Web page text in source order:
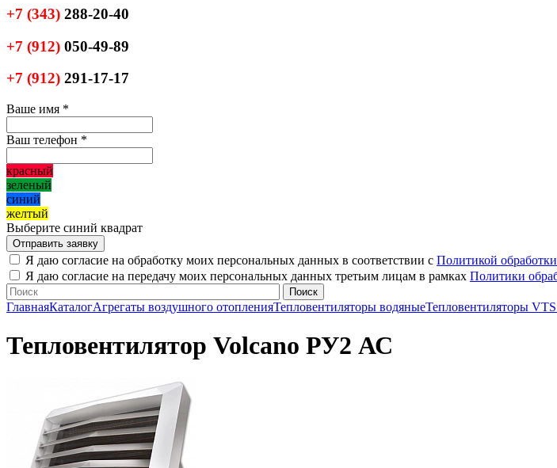
+7 (343) 288-20-40
+7 (912) 050-49-89
+7 (912) 291-17-17
Ваше имя *
Ваш телефон *
красный
зеленый
синий
желтый
Выберите синий квадрат
Я даю согласие на обработку моих персональных данных в соответствии с Политикой
Я даю согласие на передачу моих персональных данных третьим лицам в рамках Политики
ГлавнаяКаталогАгрегаты воздушного отопленияТепловентиляторы водяныеТепловентиляторы
Тепловентилятор Volcano РУ2 АС